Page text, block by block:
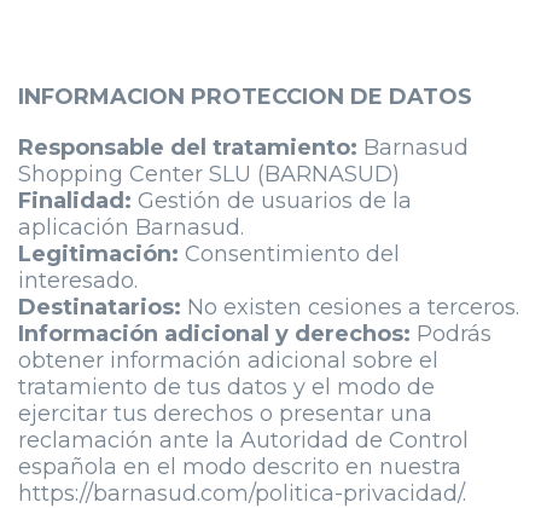
INFORMACION PROTECCION DE DATOS
Responsable del tratamiento: Barnasud
Shopping Center SLU (BARNASUD)
Finalidad: Gestión de usuarios de la
aplicación Barnasud.
Legitimación: Consentimiento del
interesado.
Destinatarios: No existen cesiones a terceros.
Información adicional y derechos: Podrás
obtener información adicional sobre el
tratamiento de tus datos y el modo de
ejercitar tus derechos o presentar una
reclamación ante la Autoridad de Control
española en el modo descrito en nuestra
https://barnasud.com/politica-privacidad/.